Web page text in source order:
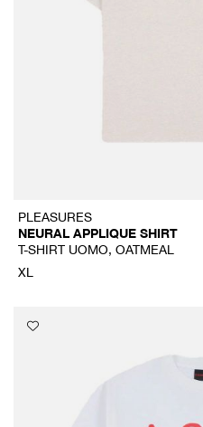
PLEASURES
NEURAL APPLIQUE SHIRT
T-SHIRT UOMO, OATMEAL
XL